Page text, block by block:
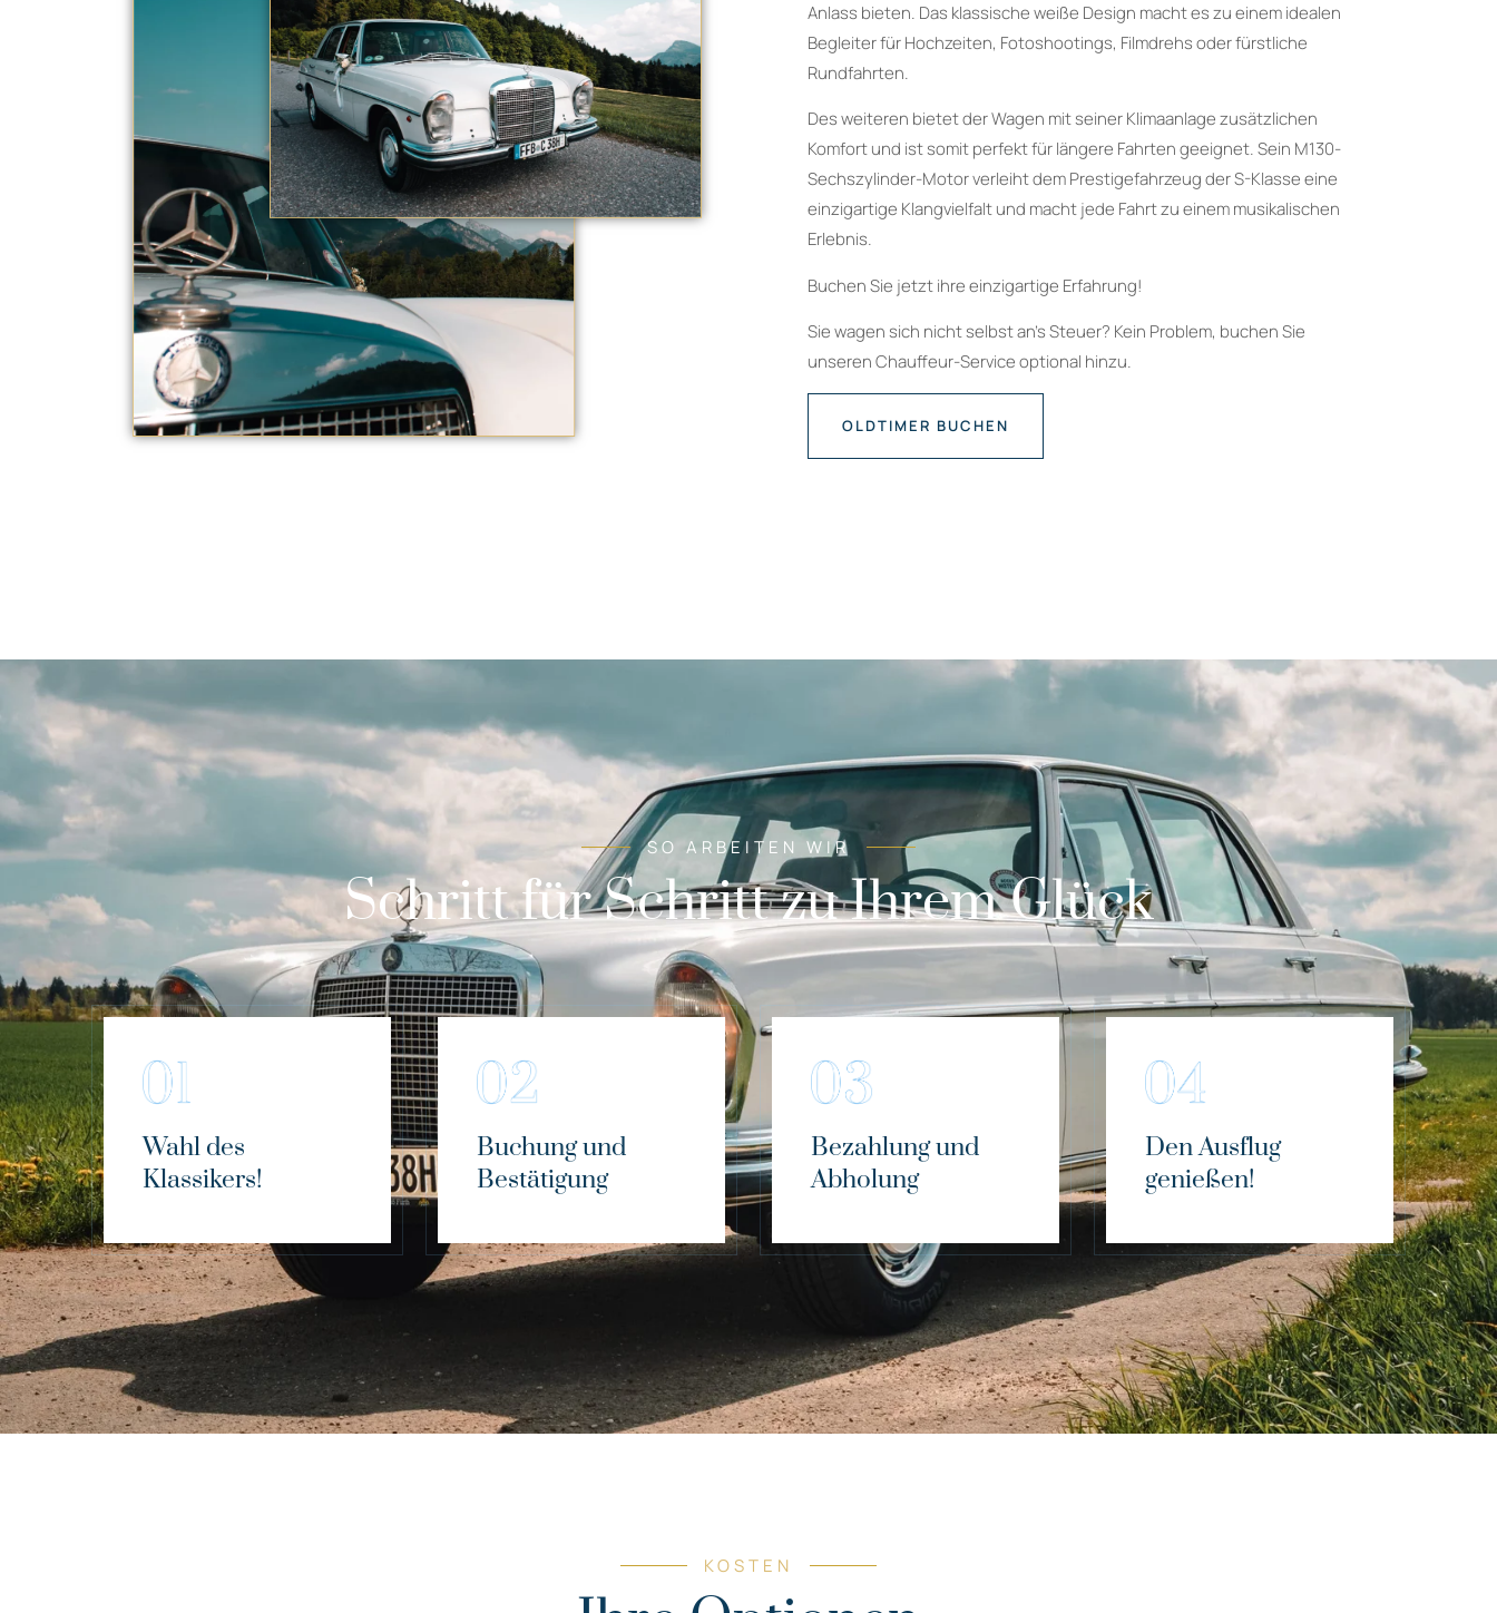
Anlass bieten. Das klassische weiße Design macht es zu einem idealen
Begleiter für Hochzeiten, Fotoshootings, Filmdrehs oder fürstliche
Rundfahrten.
Des weiteren bietet der Wagen mit seiner Klimaanlage zusätzlichen
Komfort und ist somit perfekt für längere Fahrten geeignet. Sein M130-
Sechszylinder-Motor verleiht dem Prestigefahrzeug der S-Klasse eine
einzigartige Klangvielfalt und macht jede Fahrt zu einem musikalischen
Erlebnis.
Buchen Sie jetzt ihre einzigartige Erfahrung!
Sie wagen sich nicht selbst an’s Steuer? Kein Problem, buchen Sie
unseren Chauffeur-Service optional hinzu.
OLDTIMER BUCHEN
SO ARBEITEN WIR
Schritt für Schritt zu Ihrem Glück
Wahl des
Klassikers!
Buchung und
Bestätigung
Bezahlung und
Abholung
Den Ausflug
genießen!
KOSTEN